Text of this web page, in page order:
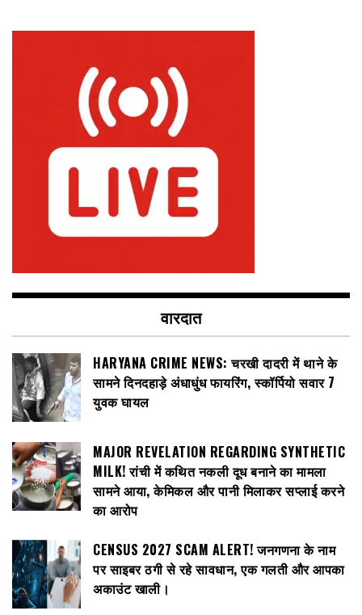
वारदात
HARYANA CRIME NEWS: चरखी दादरी में थाने के
सामने दिनदहाड़े अंधाधुंध फायरिंग, स्कॉर्पियो सवार 7
युवक घायल
MAJOR REVELATION REGARDING SYNTHETIC
MILK! रांची में कथित नकली दूध बनाने का मामला
सामने आया, केमिकल और पानी मिलाकर सप्लाई करने
का आरोप
CENSUS 2027 SCAM ALERT! जनगणना के नाम
पर साइबर ठगी से रहे सावधान, एक गलती और आपका
अकाउंट खाली।